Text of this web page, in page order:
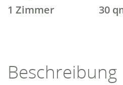
1 Zimmer 30
Beschreibung